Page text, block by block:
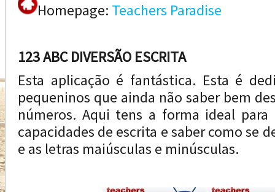
Homepage: Teachers Paradise
123 ABC DIVERSÃO ESCRITA
Esta aplicação é fantástica. Esta é
pequeninos que ainda não saber bem
números. Aqui tens a forma ideal para
capacidades de escrita e saber como se
e as letras maiúsculas e minúsculas.